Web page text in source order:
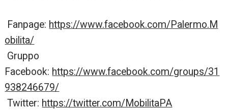
Fanpage: https://www.facebook.com/Palermo.M
obilita/
Gruppo
Facebook: https://www.facebook.com/groups/31
938246679/
Twitter: https://twitter.com/MobilitaPA